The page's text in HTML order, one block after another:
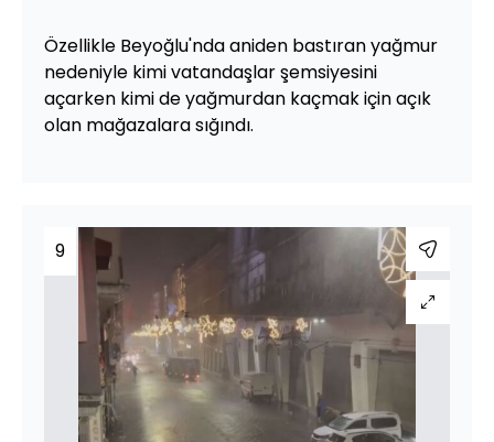
Özellikle Beyoğlu'nda aniden bastıran yağmur
nedeniyle kimi vatandaşlar şemsiyesini
açarken kimi de yağmurdan kaçmak için açık
olan mağazalara sığındı.
9